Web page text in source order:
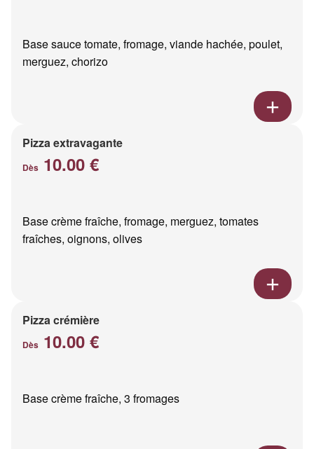
Base sauce tomate, fromage, viande hachée, poulet,
merguez, chorizo
Pizza extravagante
Dès 10.00 €
Base crème fraîche, fromage, merguez, tomates
fraîches, oignons, olives
Pizza crémière
Dès 10.00 €
Base crème fraîche, 3 fromages